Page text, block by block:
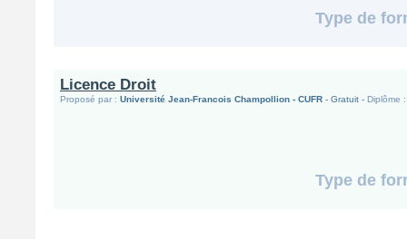
Type de
Licence Droit
Proposé par : Université Jean-Francois Champollion - CUFR - Gratuit - Diplôme :
Type de